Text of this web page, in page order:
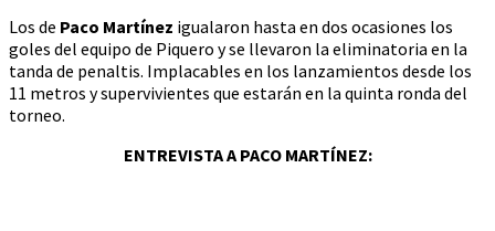
Los de Paco Martínez igualaron hasta en dos ocasiones los
goles del equipo de Piquero y se llevaron la eliminatoria en la
tanda de penaltis. Implacables en los lanzamientos desde los
11 metros y supervivientes que estarán en la quinta ronda del
torneo.
ENTREVISTA A PACO MARTÍNEZ: